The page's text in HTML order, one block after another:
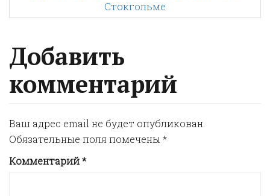
s
t
a
v
Стокгольме
Добавить
комментарий
Ваш адрес email не будет опубликован.
Обязательные поля помечены *
Комментарий*